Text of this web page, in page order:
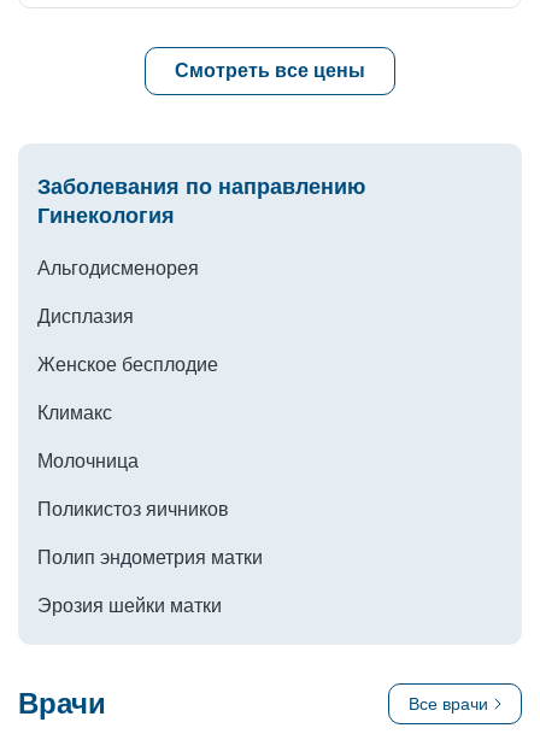
Смотреть все цены
Заболевания по направлению
Гинекология
Альгодисменорея
Дисплазия
Женское бесплодие
Климакс
Молочница
Поликистоз яичников
Полип эндометрия матки
Эрозия шейки матки
Врачи Все врачи